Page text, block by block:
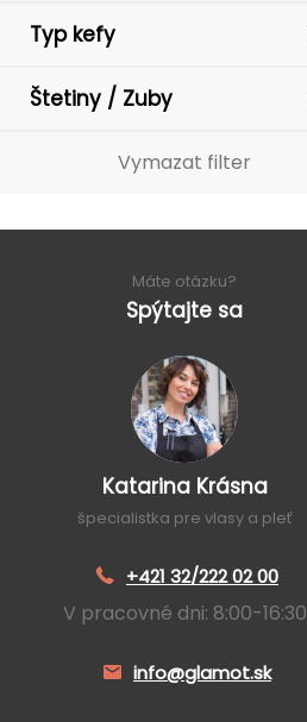
Typ kefy
Štetiny / Zuby
Vymazat filter
Máte otázku?
Spýtajte sa
Katarina Krásna
špecialistka pre vlasy a pleť
+421 32/222 02 00
V pracovné dni: 8:00-16:30
info@glamot.sk